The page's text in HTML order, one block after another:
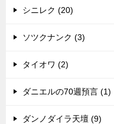
シニレク (20)
ソツクナンク (3)
タイオワ (2)
ダニエルの70週預言 (1)
ダンノダイラ天壇 (9)